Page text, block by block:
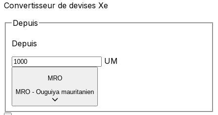
Convertisseur de devises Xe
Depuis
Depuis
UM
MRO
MRO - Ouguiya mauritanien